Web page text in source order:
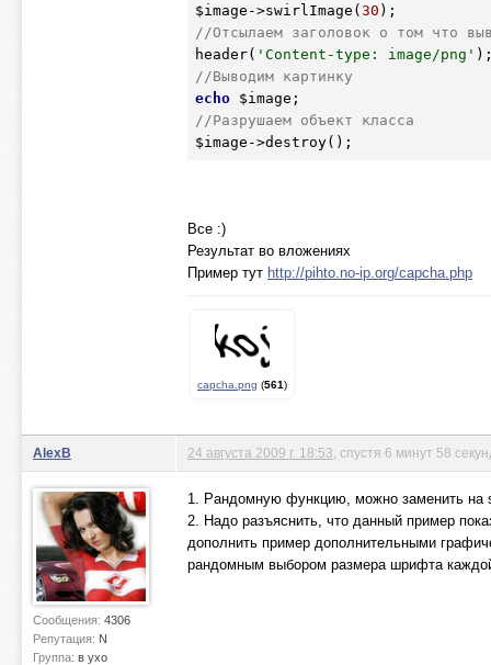
$image ->swirlImage(30
//Отсылаем заголовок о том что
header( 'Content-type: image/png'
//Выводим картинку
echo
$image
//Разрушаем объект класса
$image
Все :)
Результат во вложениях
Пример тут http://pihto.no-ip.org/capcha.php
capcha.png (561)
AlexB
Сообщения: 4306
Репутация: N
Группа: в ухо
24 августа 2009 г. 18:53 , спустя 6 минут 58
1. Рандомную функцию, можно заменить на
2. Надо разъяснить, что данный пример
дополнить пример дополнительными
рандомным выбором размера шрифта